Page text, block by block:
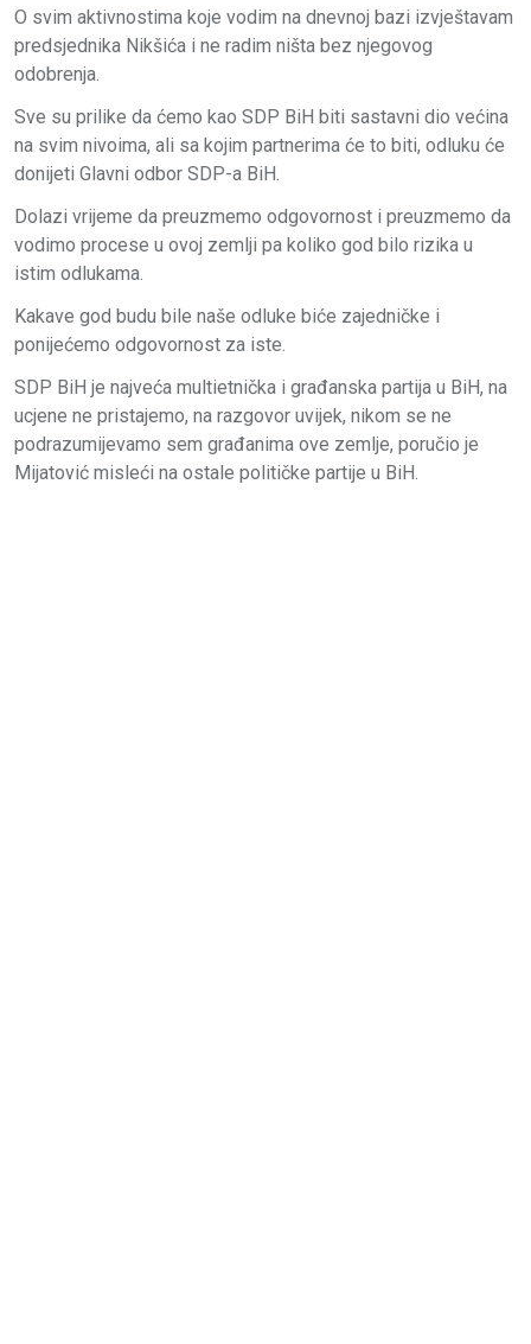
O svim aktivnostima koje vodim na dnevnoj bazi izvještavam
predsjednika Nikšića i ne radim ništa bez njegovog
odobrenja.
Sve su prilike da ćemo kao SDP BiH biti sastavni dio većina
na svim nivoima, ali sa kojim partnerima će to biti, odluku će
donijeti Glavni odbor SDP-a BiH.
Dolazi vrijeme da preuzmemo odgovornost i preuzmemo da
vodimo procese u ovoj zemlji pa koliko god bilo rizika u
istim odlukama.
Kakave god budu bile naše odluke biće zajedničke i
ponijećemo odgovornost za iste.
SDP BiH je najveća multietnička i građanska partija u BiH, na
ucjene ne pristajemo, na razgovor uvijek, nikom se ne
podrazumijevamo sem građanima ove zemlje, poručio je
Mijatović misleći na ostale političke partije u BiH.